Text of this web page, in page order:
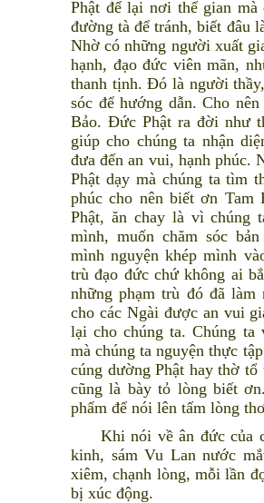
Phật để lại nơi thế gian mà
đường tà để tránh, biết đâu
Nhờ có những người xuất
hạnh, đạo đức viên mãn,
thanh tịnh. Đó là người
sóc để hướng dẫn. Cho
Bảo. Đức Phật ra đời như
giúp cho chúng ta nhận
đưa đến an vui, hạnh phúc.
Phật dạy mà chúng ta tìm
phúc cho nên biết ơn Tam
Phật, ăn chay là vì chúng
mình, muốn chăm sóc
mình nguyện khép mình
trù đạo đức chứ không ai
những phạm trù đó đã làm
cho các Ngài được an vui
lại cho chúng ta. Chúng ta
mà chúng ta nguyện thực
cúng dường Phật hay thờ tổ
cũng là bày tỏ lòng biết
phẩm để nói lên tấm lòng
Khi nói về ân đức của
kinh, sám Vu Lan nước
xiêm, chạnh lòng, mỗi lần
bị xúc động.